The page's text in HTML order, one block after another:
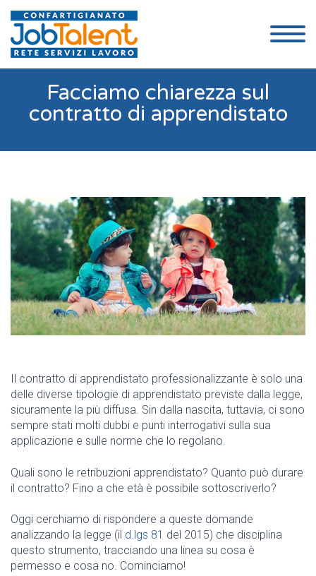
Facciamo chiarezza sul
contratto di apprendistato
Il contratto di apprendistato professionalizzante è solo una
delle diverse tipologie di apprendistato previste dalla legge,
sicuramente la più diffusa. Sin dalla nascita, tuttavia, ci sono
sempre stati molti dubbi e punti interrogativi sulla sua
applicazione e sulle norme che lo regolano.
Quali sono le retribuzioni apprendistato? Quanto può durare
il contratto? Fino a che età è possibile sottoscriverlo?
Oggi cerchiamo di rispondere a queste domande
analizzando la legge (il d.lgs 81 del 2015) che disciplina
questo strumento, tracciando una linea su cosa è
permesso e cosa no. Cominciamo!